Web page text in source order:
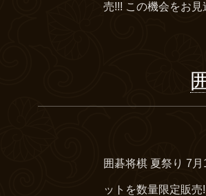
売!!! この機会をお
囲碁将棋 夏祭り 7
ットを数量限定販